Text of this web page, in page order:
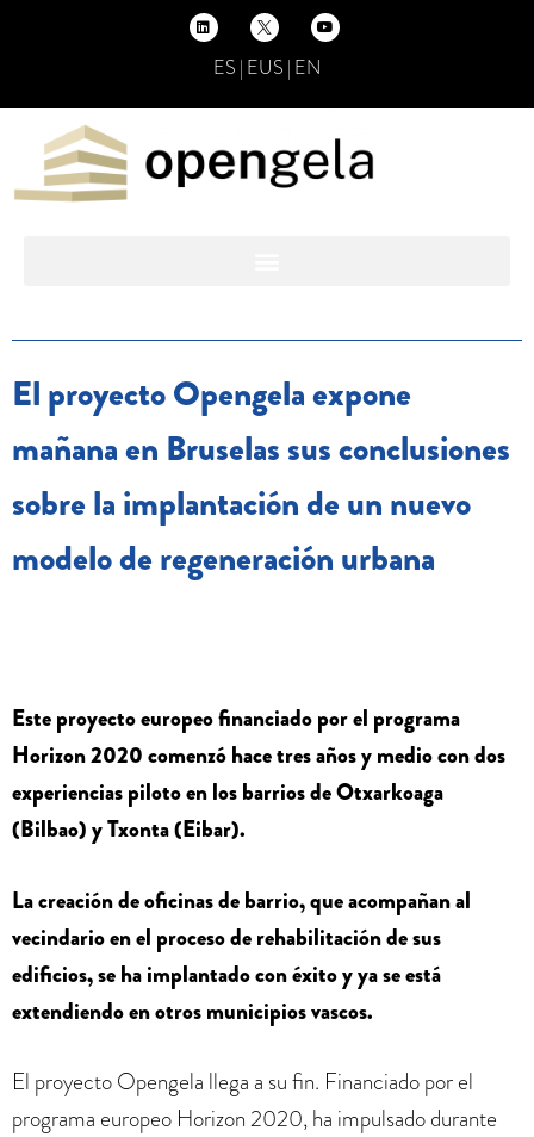
ES | EUS | EN
El proyecto Opengela expone
mañana en Bruselas sus conclusiones
sobre la implantación de un nuevo
modelo de regeneración urbana
Este proyecto europeo financiado por el programa
Horizon 2020 comenzó hace tres años y medio con dos
experiencias piloto en los barrios de Otxarkoaga
(Bilbao) y Txonta (Eibar).
La creación de oficinas de barrio, que acompañan al
vecindario en el proceso de rehabilitación de sus
edificios, se ha implantado con éxito y ya se está
extendiendo en otros municipios vascos.
El proyecto Opengela llega a su fin. Financiado por el
programa europeo Horizon 2020, ha impulsado durante